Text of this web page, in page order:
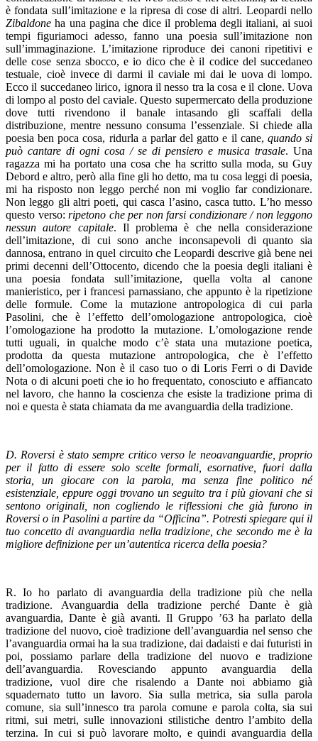
è fondata sull’imitazione e la ripresa di cose di altri. Leopardi nello
Zibaldone ha una pagina che dice il problema degli italiani, ai suoi
tempi figuriamoci adesso, fanno una poesia sull’imitazione non
sull’immaginazione. L’imitazione riproduce dei canoni ripetitivi e
delle cose senza sbocco, e io dico che è il codice del succedaneo
testuale, cioè invece di darmi il caviale mi dai le uova di lompo.
Ecco il succedaneo lirico, ignora il nesso tra la cosa e il clone. Uova
di lompo al posto del caviale. Questo supermercato della produzione
dove tutti rivendono il banale intasando gli scaffali della
distribuzione, mentre nessuno consuma l’essenziale. Si chiede alla
poesia ben poca cosa, ridurla a parlar del gatto e il cane, quando si
può cantare di ogni cosa / se di pensiero e musica trasale. Una
ragazza mi ha portato una cosa che ha scritto sulla moda, su Guy
Debord e altro, però alla fine gli ho detto, ma tu cosa leggi di poesia,
mi ha risposto non leggo perché non mi voglio far condizionare.
Non leggo gli altri poeti, qui casca l’asino, casca tutto. L’ho messo
questo verso: ripetono che per non farsi condizionare / non leggono
nessun autore capitale. Il problema è che nella considerazione
dell’imitazione, di cui sono anche inconsapevoli di quanto sia
dannosa, entrano in quel circuito che Leopardi descrive già bene nei
primi decenni dell’Ottocento, dicendo che la poesia degli italiani è
una poesia fondata sull’imitazione, quella volta al canone
manieristico, per i francesi parnassiano, che appunto è la ripetizione
delle formule. Come la mutazione antropologica di cui parla
Pasolini, che è l’effetto dell’omologazione antropologica, cioè
l’omologazione ha prodotto la mutazione. L’omologazione rende
tutti uguali, in qualche modo c’è stata una mutazione poetica,
prodotta da questa mutazione antropologica, che è l’effetto
dell’omologazione. Non è il caso tuo o di Loris Ferri o di Davide
Nota o di alcuni poeti che io ho frequentato, conosciuto e affiancato
nel lavoro, che hanno la coscienza che esiste la tradizione prima di
noi e questa è stata chiamata da me avanguardia della tradizione.
D. Roversi è stato sempre critico verso le neoavanguardie, proprio
per il fatto di essere solo scelte formali, esornative, fuori dalla
storia, un giocare con la parola, ma senza fine politico né
esistenziale, eppure oggi trovano un seguito tra i più giovani che si
sentono originali, non cogliendo le riflessioni che già furono in
Roversi o in Pasolini a partire da “Officina”. Potresti spiegare qui il
tuo concetto di avanguardia nella tradizione, che secondo me è la
migliore definizione per un’autentica ricerca della poesia?
R. Io ho parlato di avanguardia della tradizione più che nella
tradizione. Avanguardia della tradizione perché Dante è già
avanguardia, Dante è già avanti. Il Gruppo ’63 ha parlato della
tradizione del nuovo, cioè tradizione dell’avanguardia nel senso che
l’avanguardia ormai ha la sua tradizione, dai dadaisti e dai futuristi in
poi, possiamo parlare della tradizione del nuovo e tradizione
dell’avanguardia. Rovesciando appunto avanguardia della
tradizione, vuol dire che risalendo a Dante noi abbiamo già
squadernato tutto un lavoro. Sia sulla metrica, sia sulla parola
comune, sia sull’innesco tra parola comune e parola colta, sia sui
ritmi, sui metri, sulle innovazioni stilistiche dentro l’ambito della
terzina. In cui si può lavorare molto, e quindi avanguardia della